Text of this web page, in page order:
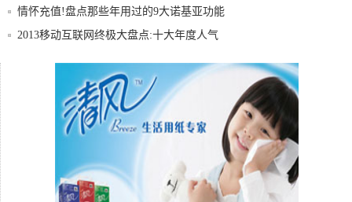
情怀充值!盘点那些年用过的9大诺基亚功能
机
2013移动互联网终极大盘点:十大年度人气
三星重磅发布新款折叠屏手机抢占高端市场